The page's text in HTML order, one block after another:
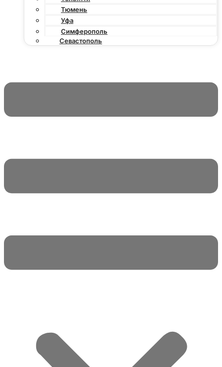
Тюмень
Уфа
Симферополь
Севастополь